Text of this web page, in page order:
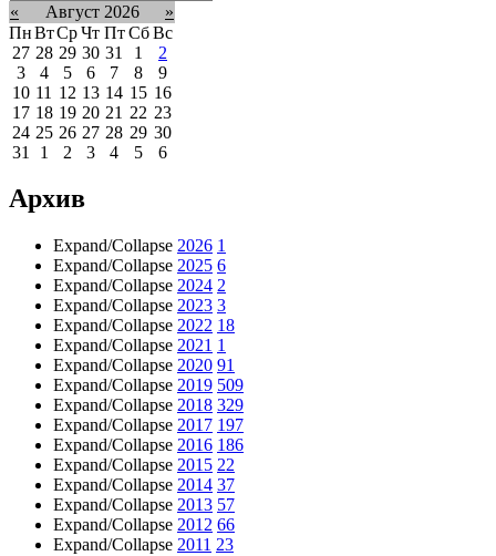
«
Август 2026
»
ПнВтСрЧт Пт Сб Вс
27 28 29 30 31 1
2
3
4 5 6 7 8
9
10 11 12 13 14 15 16
17 18 19 20 21 22 23
24 25 26 27 28 29 30
31
1 2 3 4 5 6
Архив
Expand/Collapse 2026 1
Expand/Collapse 2025 6
Expand/Collapse 2024 2
Expand/Collapse 2023 3
Expand/Collapse 2022 18
Expand/Collapse 2021 1
Expand/Collapse 2020 91
Expand/Collapse 2019 509
Expand/Collapse 2018 329
Expand/Collapse 2017 197
Expand/Collapse 2016 186
Expand/Collapse 2015 22
Expand/Collapse 2014 37
Expand/Collapse 2013 57
Expand/Collapse 2012 66
Expand/Collapse 2011 23